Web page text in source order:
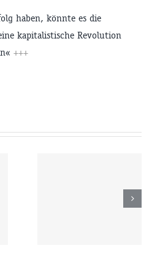
haben, könnte es die
kapitalistische Revolution
+++
Mittwoch
05.08.2026